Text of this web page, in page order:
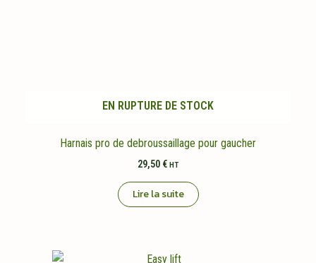
EN RUPTURE DE STOCK
Harnais pro de debroussaillage pour gaucher
29,50 € HT
Lire la suite